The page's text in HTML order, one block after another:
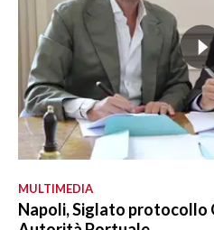
MULTIMEDIA
Napoli, Siglato protocollo